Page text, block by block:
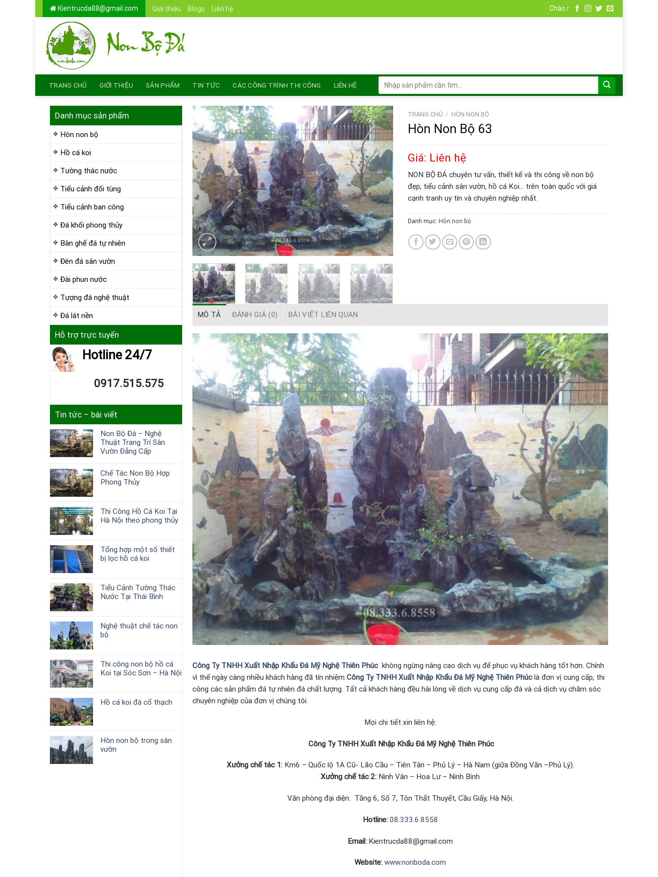
to
content
Kientrucda88@gmail.com Giới thiệu Blogs Liên hệ Chào mừng bạn đến với Non Bộ Đá
TRANG CHỦ GIỚI THIỆU SẢN PHẨM TIN TỨC CÁC CÔNG TRÌNH THI CÔNG LIÊN HỆ
kiếm:
Danh mục sản phẩm
Hòn non bộ
Hồ cá koi
Tường thác nước
Tiểu cảnh đối tùng
Tiểu cảnh ban công
Đá khối phong thủy
Bàn ghế đá tự nhiên
Đèn đá sân vườn
Đài phun nước
Tượng đá nghệ thuật
Đá lát nền
Hỗ trợ trực tuyến
Hotline 24/7
0917.515.575
Tin tức – bài viết
Non Bộ Đá – Nghệ
Thuật Trang Trí Sân
Vườn Đẳng Cấp
Chế Tác Non Bộ Hợp
Phong Thủy
Thi Công Hồ Cá Koi Tại
Hà Nội theo phong thủy
Tổng hợp một số thiết
bị lọc hồ cá koi
Tiểu Cảnh Tường Thác
Nước Tại Thái Bình
Nghệ thuật chế tác non
bộ
Thi công non bộ hồ cá
Koi tại Sóc Sơn – Hà Nội
Hồ cá koi đá cổ thạch
Hòn non bộ trong sân
vườn
TRANG CHỦ / HÒN NON BỘ
Hòn Non Bộ 63
Giá: Liên hệ
NON BỘ ĐÁ chuyên tư vấn, thiết kế và thi công về non bộ
đẹp, tiểu cảnh sân vườn, hồ cá Koi… trên toàn quốc với giá
cạnh tranh uy tín và chuyên nghiệp nhất.
Danh mục: Hòn non bộ
MÔ TẢ ĐÁNH GIÁ (0) BÀI VIẾT LIÊN QUAN
Công Ty TNHH Xuất Nhập Khẩu Đá Mỹ Nghệ Thiên Phúc không ngừng nâng cao dịch vụ để phục vụ khách hàng tốt hơn. Chính
vì thế ngày càng nhiều khách hàng đã tín nhiệm Công Ty TNHH Xuất Nhập Khẩu Đá Mỹ Nghệ Thiên Phúclà đơn vị cung cấp, thi
công các sản phẩm đá tự nhiên đá chất lượng. Tất cả khách hàng đều hài lòng về dịch vụ cung cấp đá và cả dịch vụ chăm sóc
chuyên nghiệp của đơn vị chúng tôi.
Mọi chi tiết xin liên hệ:
Công Ty TNHH Xuất Nhập Khẩu Đá Mỹ Nghệ Thiên Phúc
Xưởng chế tác 1:Km6 – Quốc lộ 1A Cũ- Lão Cầu – Tiên Tân – Phủ Lý – Hà Nam (giữa Đồng Văn –Phủ Lý).
Xưởng chế tác 2: Ninh Vân – Hoa Lư – Ninh Bình
Văn phòng đại diện: Tầng 6, Số 7, Tôn Thất Thuyết, Cầu Giấy, Hà Nội.
Hotline: 08.333.6.8558
Email: Kientrucda88@gmail.com
Website: www.nonboda.com